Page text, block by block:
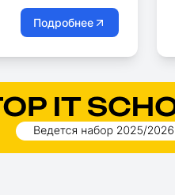
урок у нас –
и автобусы.
Подробнее